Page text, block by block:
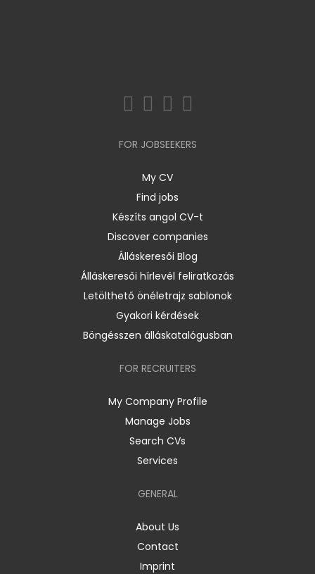
FOR JOBSEEKERS
My CV
Find jobs
Készíts angol CV-t
Discover companies
Álláskeresői Blog
Álláskeresői hírlevél feliratkozás
Letölthető önéletrajz sablonok
Gyakori kérdések
Böngésszen álláskatalógusban
FOR RECRUITERS
My Company Profile
Manage Jobs
Search CVs
Services
GENERAL
About Us
Contact
Imprint